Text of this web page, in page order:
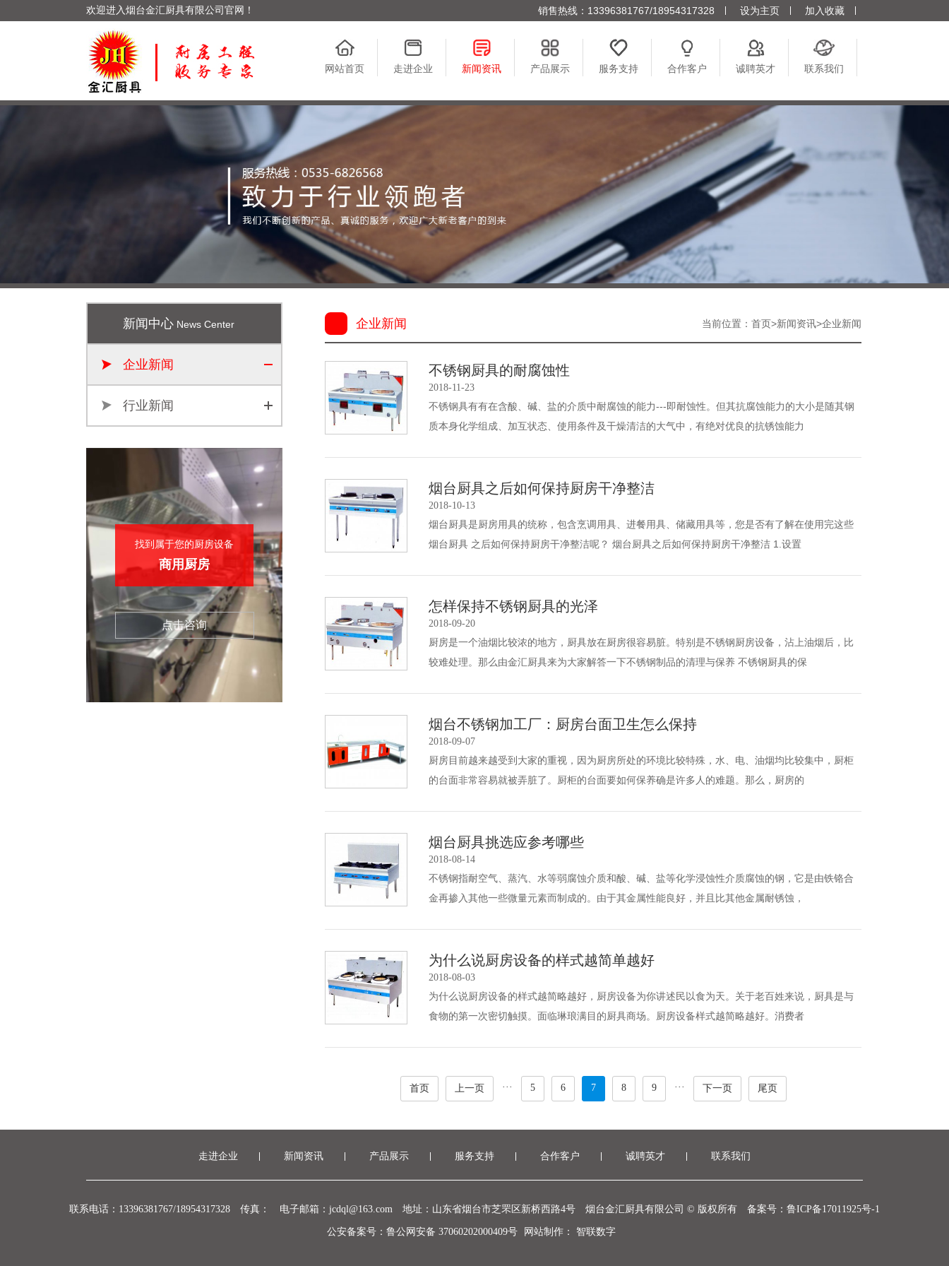
欢迎进入烟台金汇厨具有限公司官网！ 销售热线：13396381767/18954317328 设为主页 加入收藏
网站首页 走进企业 新闻资讯 产品展示 服务支持 合作客户 诚聘英才 联系我们
新闻中心 News Center
企业新闻
行业新闻
找到属于您的厨房设备
商用厨房
点击咨询
企业新闻 当前位置： 首页 >新闻资讯>企业新闻
不锈钢厨具的耐腐蚀性
2018-11-23
不锈钢具有有在含酸、碱、盐的介质中耐腐蚀的能力---即耐蚀性。但其抗腐蚀能力的大小是随其钢
质本身化学组成、加互状态、使用条件及干燥清洁的大气中，有绝对优良的抗锈蚀能力
烟台厨具之后如何保持厨房干净整洁
2018-10-13
烟台厨具是厨房用具的统称，包含烹调用具、进餐用具、储藏用具等，您是否有了解在使用完这些
烟台厨具 之后如何保持厨房干净整洁呢？ 烟台厨具之后如何保持厨房干净整洁 1.设置
怎样保持不锈钢厨具的光泽
2018-09-20
厨房是一个油烟比较浓的地方，厨具放在厨房很容易脏。特别是不锈钢厨房设备，沾上油烟后，比
较难处理。那么由金汇厨具来为大家解答一下不锈钢制品的清理与保养 不锈钢厨具的保
烟台不锈钢加工厂：厨房台面卫生怎么保持
2018-09-07
厨房目前越来越受到大家的重视，因为厨房所处的环境比较特殊，水、电、油烟均比较集中，厨柜
的台面非常容易就被弄脏了。厨柜的台面要如何保养确是许多人的难题。那么，厨房的
烟台厨具挑选应参考哪些
2018-08-14
不锈钢指耐空气、蒸汽、水等弱腐蚀介质和酸、碱、盐等化学浸蚀性介质腐蚀的钢，它是由铁铬合
金再掺入其他一些微量元素而制成的。由于其金属性能良好，并且比其他金属耐锈蚀，
为什么说厨房设备的样式越简单越好
2018-08-03
为什么说厨房设备的样式越简略越好，厨房设备为你讲述民以食为天。关于老百姓来说，厨具是与
食物的第一次密切触摸。面临琳琅满目的厨具商场。厨房设备样式越简略越好。消费者
首页 上一页 ··· 5 6 7 8 9 ··· 下一页 尾页
走进企业 新闻资讯 产品展示 服务支持 合作客户 诚聘英才 联系我们
联系电话：13396381767/18954317328 传真： 电子邮箱：jcdql@163.com 地址：山东省烟台市芝罘区新桥西路4号 烟台金汇厨具有限公司 © 版权所有 备案号：鲁ICP备17011925号-1
公安备案号：鲁公网安备 37060202000409号 网站制作 ： 智联数字